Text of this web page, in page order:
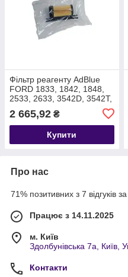
Фільтр реагенту AdBlue
FORD 1833, 1842, 1848,
2533, 2633, 3542D, 3542T,
T221046 GC465L264AA
2 665,92 ₴
Купити
Про нас
71% позитивних з 7 відгуків за
Працює з 14.11.2025
м. Київ
Здолбунівська 7а, Київ,
Контакти